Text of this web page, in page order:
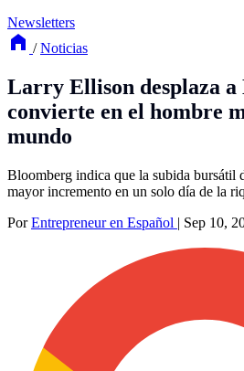
Newsletters
/ Noticias
Larry Ellison desplaza a
convierte en el hombre
mundo
Bloomberg indica que la subida bursátil
mayor incremento en un solo día de la
PorEntrepreneur en Español | Sep 10,